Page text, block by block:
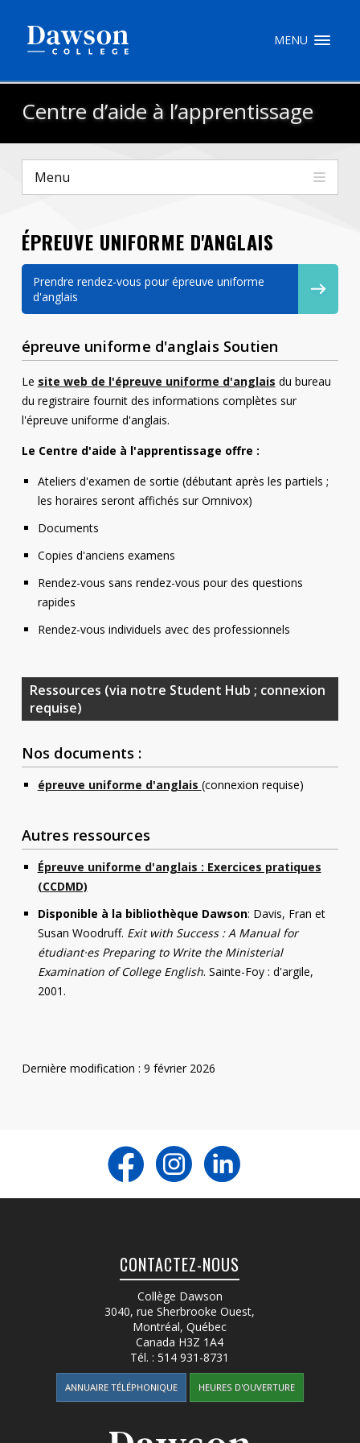
MENU
Centre d’aide à l’apprentissage
Menu
ÉPREUVE UNIFORME D'ANGLAIS
Prendre rendez-vous pour épreuve uniforme
d'anglais
épreuve uniforme d'anglais Soutien
Le site web de l'épreuve uniforme d'anglais du bureau
du registraire fournit des informations complètes sur
l'épreuve uniforme d'anglais.
Le Centre d'aide à l'apprentissage offre :
Ateliers d'examen de sortie (débutant après les partiels ;
les horaires seront affichés sur Omnivox)
Documents
Copies d'anciens examens
Rendez-vous sans rendez-vous pour des questions
rapides
Rendez-vous individuels avec des professionnels
Ressources (via notre Student Hub ; connexion
requise)
Nos documents :
épreuve uniforme d'anglais (connexion requise)
Autres ressources
Épreuve uniforme d'anglais : Exercices pratiques
(CCDMD)
Disponible à la bibliothèque Dawson: Davis, Fran et
Susan Woodruff. Exit with Success : A Manual for
étudiant·es Preparing to Write the Ministerial
Examination of College English. Sainte-Foy : d'argile,
2001.
Dernière modification : 9 février 2026
CONTACTEZ-NOUS
Collège Dawson
3040, rue Sherbrooke Ouest,
Montréal, Québec
Canada H3Z 1A4
Tél. :514 931-8731
ANNUAIRE TÉLÉPHONIQUE HEURES D'OUVERTURE
EN
À propos de Dawson
Comment postuler
Liens rapides
Contact
Outils
Liens
Qui vous êtes